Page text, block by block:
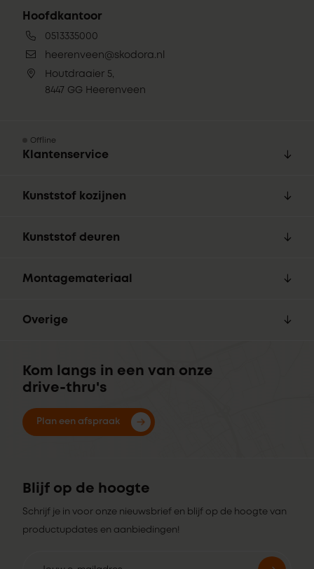
Hoofdkantoor
0513335000
heerenveen@skodora.nl
Houtdraaier 5,
8447 GG Heerenveen
Offline
Klantenservice
Kunststof kozijnen
Kunststof deuren
Montagemateriaal
Overige
Kom langs in een van onze
drive-thru's
Plan een afspraak
Blijf op de hoogte
Schrijf je in voor onze nieuwsbrief en blijf op de hoogte van
productupdates en aanbiedingen!